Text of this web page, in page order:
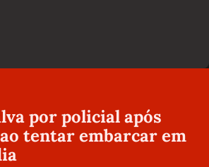
por policial após
tentar embarcar em